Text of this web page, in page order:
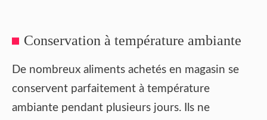
Conservation à température ambiante
De nombreux aliments achetés en magasin se
conservent parfaitement à température
ambiante pendant plusieurs jours. Ils ne